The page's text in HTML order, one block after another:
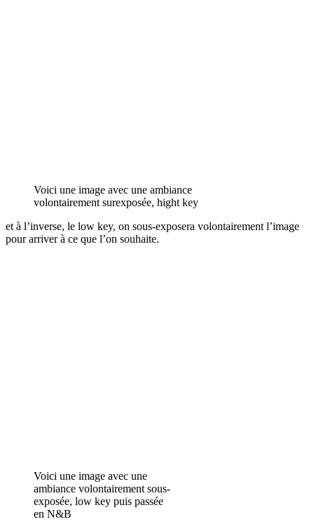
Voici une image avec une ambiance
volontairement surexposée, hight key
et à l’inverse, le low key, on sous-exposera volontairement l’image
pour arriver à ce que l’on souhaite.
Voici une image avec une
ambiance volontairement sous-
exposée, low key puis passée
en N&B